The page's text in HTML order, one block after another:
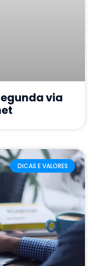
via
DICAS E VALORES